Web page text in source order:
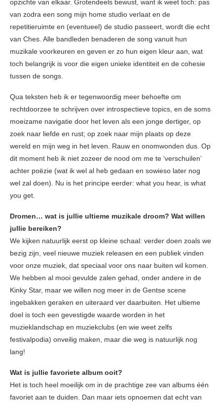
opzichte van elkaar. Grotendeels bewust, want ik weet toch: pas
van zodra een song mijn home studio verlaat en de
repetitieruimte en (eventueel) de studio passeert, wordt die echt
van Ches. Alle bandleden benaderen de song vanuit hun
muzikale voorkeuren en geven er zo hun eigen kleur aan, wat
toch belangrijk is voor die eigen unieke identiteit en de cohesie
tussen de songs.
Qua teksten heb ik er tegenwoordig meer behoefte om
rechtdoorzee te schrijven over introspectieve topics, en de soms
moeizame navigatie door het leven als een jonge dertiger, op
zoek naar liefde en rust; op zoek naar mijn plaats op deze
wereld en mijn weg in het leven. Rauw en onomwonden dus. Op
dit moment heb ik niet zozeer de nood om me te ‘verschuilen’
achter poëzie (wat ik wel al heb gedaan en sowieso later nog
wel zal doen). Nu is het principe eerder: what you hear, is what
you get.
Dromen… wat is jullie ultieme muzikale droom? Wat willen
jullie bereiken?
We kijken natuurlijk eerst op kleine schaal: verder doen zoals we
bezig zijn, veel nieuwe muziek releasen en een publiek vinden
voor onze muziek, dat speciaal voor ons naar buiten wil komen.
We hebben al mooi gevulde zalen gehad, onder andere in de
Kinky Star, maar we willen nog meer in de Gentse scene
ingebakken geraken en uiteraard ver daarbuiten. Het ultieme
doel is toch een gevestigde waarde worden in het
muzieklandschap en muziekclubs (en wie weet zelfs
festivalpodia) onveilig maken, maar die weg is natuurlijk nog
lang!
Wat is jullie favoriete album ooit?
Het is toch heel moeilijk om in de prachtige zee van albums één
favoriet aan te duiden. Dan maar iets opnoemen dat echt van